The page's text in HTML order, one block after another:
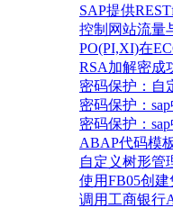
SAP提供
控制网站流量
PO(PI,XI)在
RSA加解密成
密码保护：自
密码保护：
密码保护：
ABAP代码模
自定义树形管
使用FB05创建
调用工商银行